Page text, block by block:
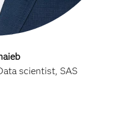
scientist, SAS